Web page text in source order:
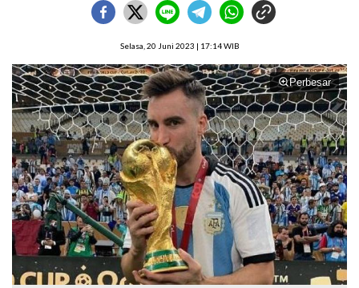
Selasa, 20 Juni 2023 | 17:14 WIB
Perbesar